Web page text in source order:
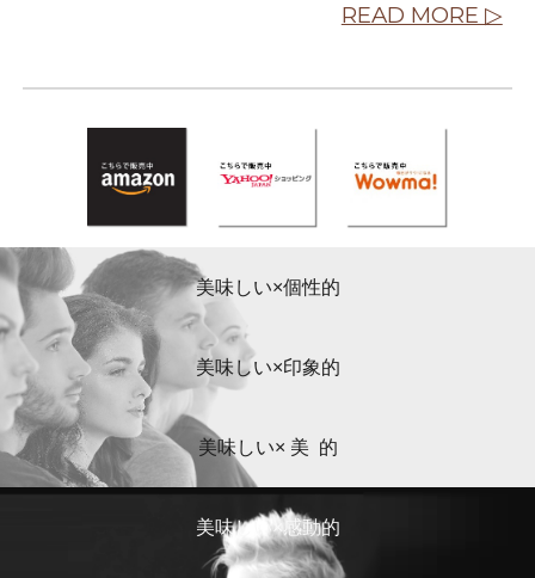
READ MORE ▷
美味しい×個性的
美味しい×印象的
美味しい× 美 的
美味しい× 感動的